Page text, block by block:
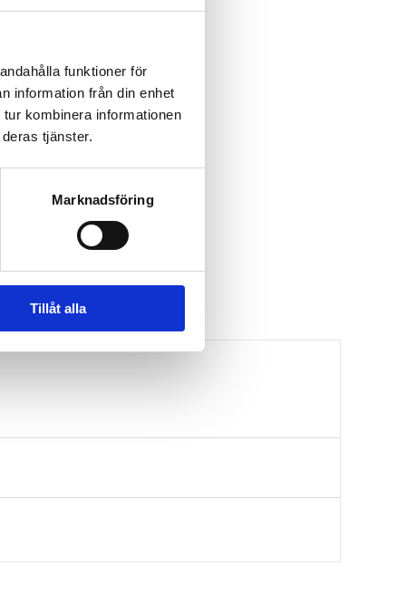
funktioner för
information från din enhet
kombinera informationen
tjänster.
Marknadsföring
Tillåt alla